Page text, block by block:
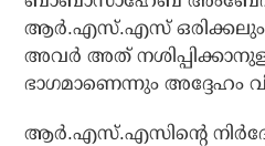
ആര്‍.എസ്.എസ് ഒരിക്കലും
അവര്‍ അത്
ഭാഗമാണെന്നും അദ്ദേഹം
ആര്‍.എസ്.എസിന്റെ